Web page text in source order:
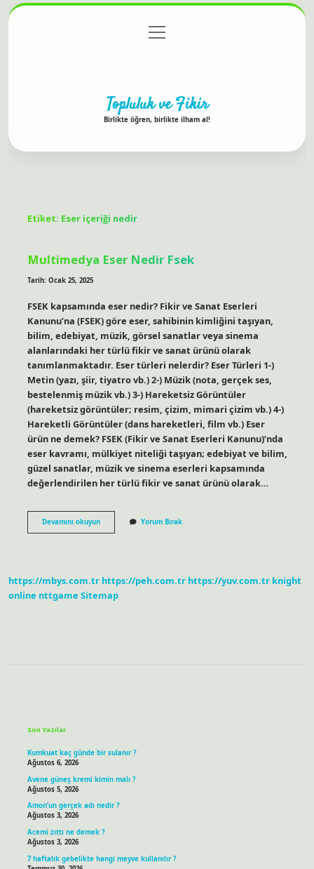
Gizlilik Politikası
menüyü
aç
Topluluk ve Fikir
Birlikte öğren, birlikte ilham al!
Etiket: Eser içeriği nedir
Multimedya Eser Nedir Fsek
Tarih: Ocak 25, 2025
FSEK kapsamında eser nedir? Fikir ve Sanat Eserleri
Kanunu’na (FSEK) göre eser, sahibinin kimliğini taşıyan,
bilim, edebiyat, müzik, görsel sanatlar veya sinema
alanlarındaki her türlü fikir ve sanat ürünü olarak
tanımlanmaktadır. Eser türleri nelerdir? Eser Türleri 1-)
Metin (yazı, şiir, tiyatro vb.) 2-) Müzik (nota, gerçek ses,
bestelenmiş müzik vb.) 3-) Hareketsiz Görüntüler
(hareketsiz görüntüler; resim, çizim, mimari çizim vb.) 4-)
Hareketli Görüntüler (dans hareketleri, film vb.) Eser
ürün ne demek? FSEK (Fikir ve Sanat Eserleri Kanunu)’nda
eser kavramı, mülkiyet niteliği taşıyan; edebiyat ve bilim,
güzel sanatlar, müzik ve sinema eserleri kapsamında
değerlendirilen her türlü fikir ve sanat ürünü olarak…
Devamını okuyunMultimedya
Eser
Yorum Bırak
https://mbys.com.tr https://peh.com.tr https://yuv.com.tr knight
online nttgame Sitemap
Son Yazılar
Kumkuat kaç günde bir sulanır ?
Ağustos 6, 2026
Avene güneş kremi kimin malı ?
Ağustos 5, 2026
Amon’un gerçek adı nedir ?
Ağustos 3, 2026
Acemi zıttı ne demek ?
Ağustos 3, 2026
7 haftalık gebelikte hangi meyve kullanılır ?